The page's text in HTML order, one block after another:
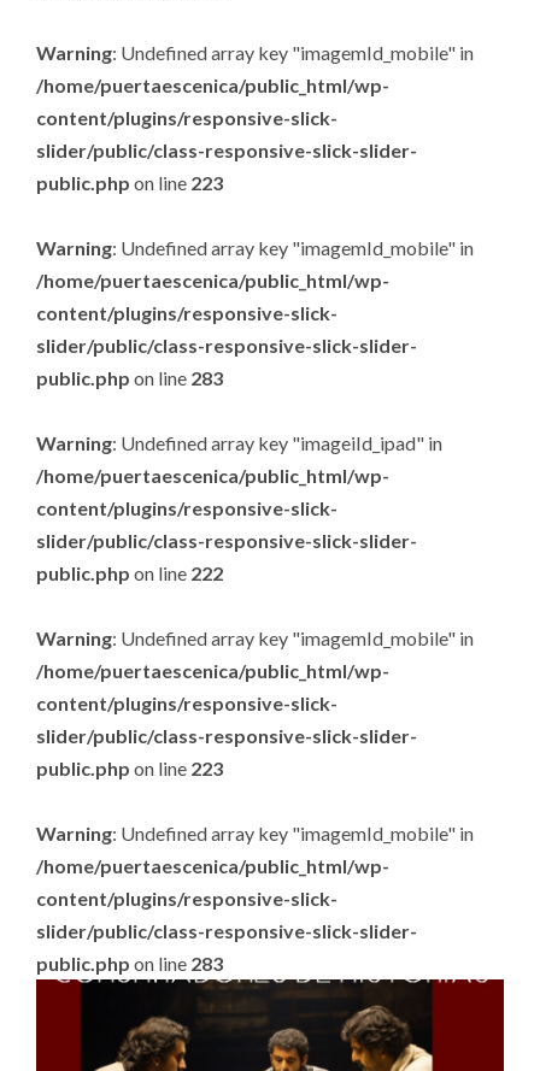
Warning: Undefined array key "imagemId_mobile" in
/home/puertaescenica/public_html/wp-
content/plugins/responsive-slick-
slider/public/class-responsive-slick-slider-
public.php on line 223
Warning: Undefined array key "imagemId_mobile" in
/home/puertaescenica/public_html/wp-
content/plugins/responsive-slick-
slider/public/class-responsive-slick-slider-
public.php on line 283
Warning: Undefined array key "imageiId_ipad" in
/home/puertaescenica/public_html/wp-
content/plugins/responsive-slick-
slider/public/class-responsive-slick-slider-
public.php on line 222
Warning: Undefined array key "imagemId_mobile" in
/home/puertaescenica/public_html/wp-
content/plugins/responsive-slick-
slider/public/class-responsive-slick-slider-
public.php on line 223
Warning: Undefined array key "imagemId_mobile" in
/home/puertaescenica/public_html/wp-
content/plugins/responsive-slick-
slider/public/class-responsive-slick-slider-
public.php on line 283